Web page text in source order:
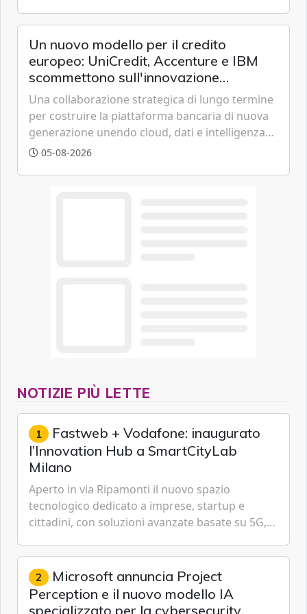
Un nuovo modello per il credito
europeo: UniCredit, Accenture e IBM
scommettono sull'innovazione
tecnologica
Una collaborazione strategica di lungo termine
per costruire la piattaforma bancaria di nuova
generazione unendo cloud, dati e intelligenza
artificiale.
05-08-2026
NOTIZIE PIÙ LETTE
1 Fastweb + Vodafone: inaugurato
l’Innovation Hub a SmartCityLab
Milano
Aperto in via Ripamonti il nuovo spazio
tecnologico dedicato a imprese, startup e
cittadini, con soluzioni avanzate basate su 5G,
Cybersecurity.
2 Microsoft annuncia Project
Perception e il nuovo modello IA
specializzato per la cybersecurity